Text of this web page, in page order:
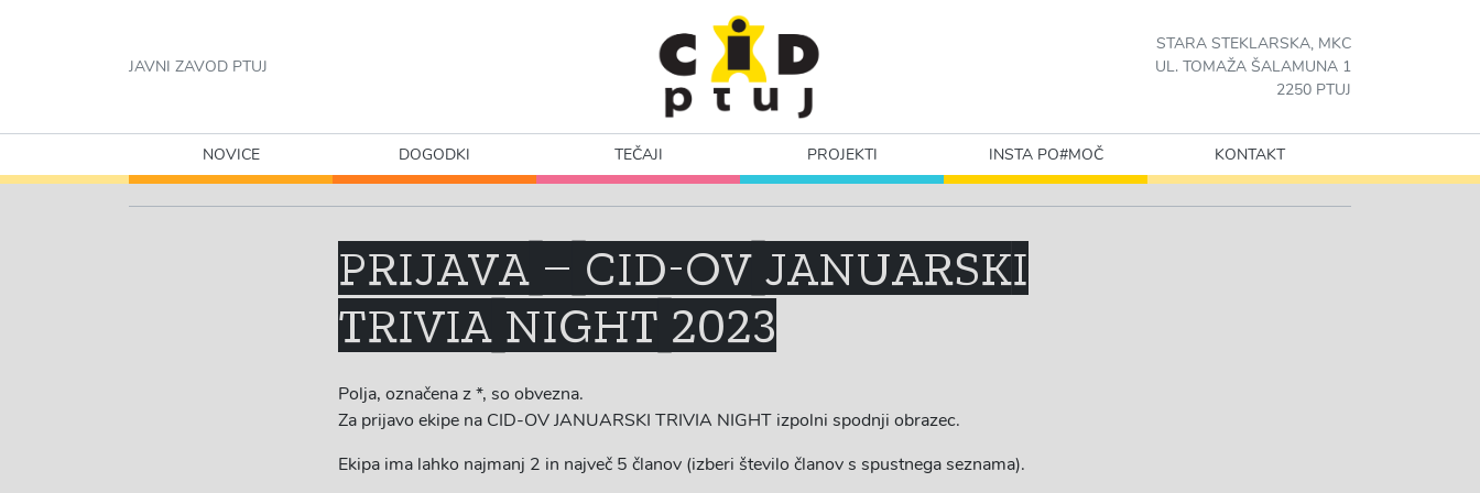
JAVNI ZAVOD PTUJ
STARA STEKLARSKA, MKC
UL. TOMAŽA ŠALAMUNA 1
2250 PTUJ
NOVICE DOGODKI TEČAJI PROJEKTI INSTA PO#MOČ KONTAKT
PRIJAVA – CID-OV JANUARSKI
TRIVIA NIGHT 2023
Polja, označena z *, so obvezna.
Za prijavo ekipe na CID-OV JANUARSKI TRIVIA NIGHT izpolni spodnji obrazec.
Ekipa ima lahko najmanj 2 in največ 5 članov (izberi število članov s spustnega seznama).